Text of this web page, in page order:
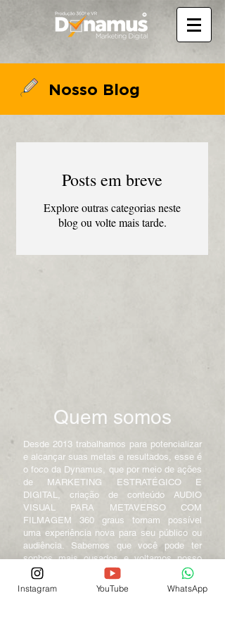
Nosso Blog
Posts em breve
Explore outras categorias neste
blog ou volte mais tarde.
Quem somos
Desde 2013 trabalhamos para potencializar
e alcançar suas metas e resultados, esse é
o foco da Dynamus, que por meio de ações
de MARKETING ESTRATÉGICO E
DIGITAL, criação de conteúdo AUDIO
VISUAL PARA METAVERSO COM
FILMAGEM 360 graus tornam possível
uma experiência nova para seu público ou
audiência. Sabemos que você pode ter
sonhos mais ousados e voltamos nosso
foco para realização de cada um deles.
Com uma equipe altamente experiente e
qualificada, comprometida com o seu
Instagram YouTube WhatsApp